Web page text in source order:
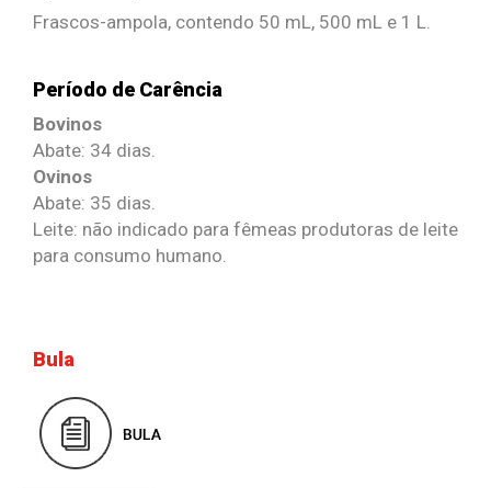
Frascos-ampola, contendo 50 mL, 500 mL e 1 L.
Período de Carência
Bovinos
Abate: 34 dias.
Ovinos
Abate: 35 dias.
Leite: não indicado para fêmeas produtoras de leite
para consumo humano.
Bula